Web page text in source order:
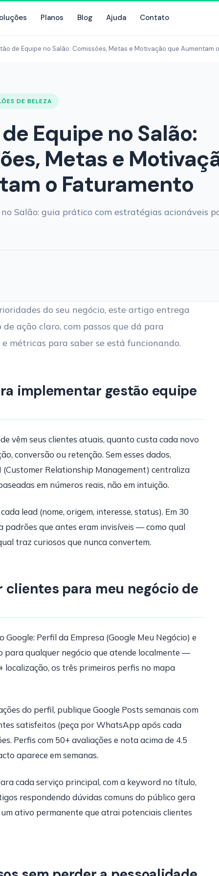
Planos Blog Ajuda Contato
de Equipe no Salão: Comissões, Metas e Motivação que Aumentam
DE BELEZA
Equipe no Salão:
Metas e
o Faturamento
Salão: guia prático com estratégias acionáveis
do seu negócio, este artigo entrega
ação claro, com passos que dá para
métricas para saber se está funcionando.
implementar gestão equipe
vêm seus clientes atuais, quanto custa cada novo
conversão ou retenção. Sem esses dados,
(Customer Relationship Management) centraliza
em números reais, não em intuição.
lead (nome, origem, interesse, status). Em 30
padrões que antes eram invisíveis — como qual
traz curiosos que nunca convertem.
clientes para meu negócio de
Perfil da Empresa (Google Meu Negócio) e
para qualquer negócio que atende localmente —
localização, os três primeiros perfis no mapa
do perfil, publique Google Posts semanais com
satisfeitos (peça por WhatsApp após cada
Perfis com 50+ avaliações e nota acima de 4.5
aparece em semanas.
cada serviço principal, com a keyword no título,
respondendo dúvidas comuns do público gera
ativo permanente que atrai potenciais clientes